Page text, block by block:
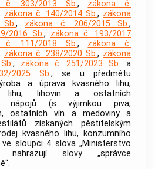
č. 303/2013 Sb., zákona č.
zákona č. 140/2014 Sb., zákona
, zákona č. 206/2015 Sb.,
2016 Sb., zákona č. 193/2017
č. 111/2018 Sb., zákona č.
zákona č. 238/2020 Sb., zákona
, zákona č. 251/2023 Sb. a
2025 Sb., se u předmětu
a úprava kvasného lihu,
lihu, lihovin a ostatních
nápojů (s výjimkou piva,
ostatních vín a medoviny a
získaných pěstitelským
kvasného lihu, konzumního
ve sloupci 4 slova „Ministerstvo
nahrazují slovy „správce